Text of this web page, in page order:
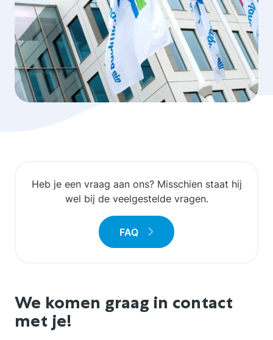
Heb je een vraag aan ons? Misschien staat hij
wel bij de veelgestelde vragen.
FAQ
We komen graag in contact
met je!